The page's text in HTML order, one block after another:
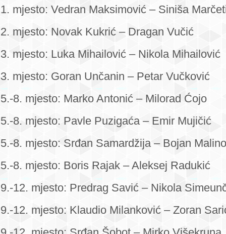
1. mjesto: Vedran Maksimović – Siniša
2. mjesto: Novak Kukrić – Dragan Vučić
3. mjesto: Luka Mihailović – Nikola Mihailović
3. mjesto: Goran Unčanin – Petar Vučković
5.-8. mjesto: Marko Antonić – Milorad Ćojo
5.-8. mjesto: Pavle Puzigaća – Emir Mujičić
5.-8. mjesto: Srđan Samardžija – Bojan
5.-8. mjesto: Boris Rajak – Aleksej Radukić
9.-12. mjesto: Predrag Savić – Nikola
9.-12. mjesto: Klaudio Milanković – Zoran